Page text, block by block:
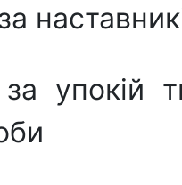
упокій